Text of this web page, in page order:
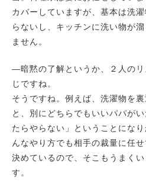
カバーしていますが、基本は洗
らないし、キッチンに洗い物が
ません。
―暗黙の了解というか、２人の
じですね。
そうですね。例えば、洗濯物を
と、別にどちらでもいいパパが
たらやらない」ということにな
んなやり方でも相手の裁量に任
決めているので、そこもうまく
す。